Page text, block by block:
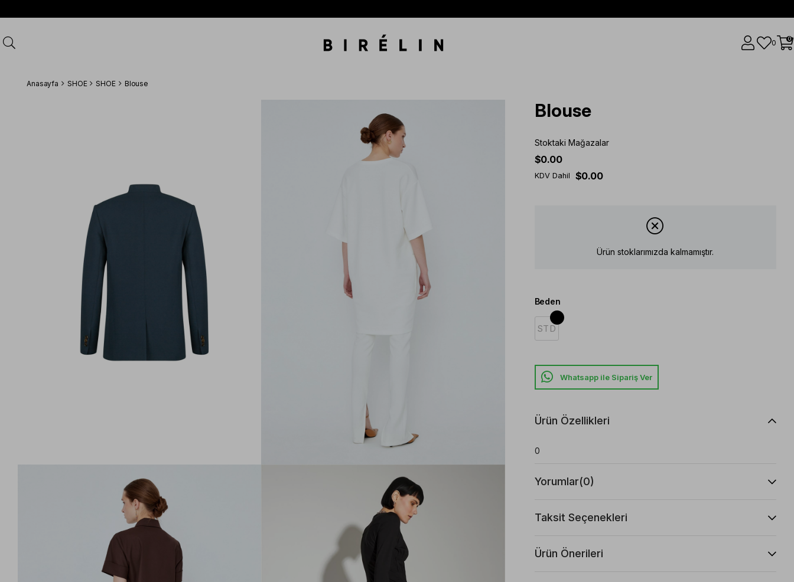
0 0
Anasayfa SHOE SHOE Blouse
Blouse
Stoktaki Mağazalar
$0.00
KDV Dahil $0.00
Ürün stoklarımızda kalmamıştır.
Beden
STD
Whatsapp ile Sipariş Ver
Ürün Özellikleri
0
Yorumlar(0)
Taksit Seçenekleri
Ürün Önerileri